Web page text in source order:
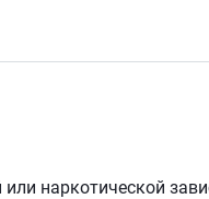
наркотической